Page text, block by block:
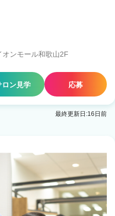
ンモール和歌山2F
ロン見学 応募
最終更新日:16日前